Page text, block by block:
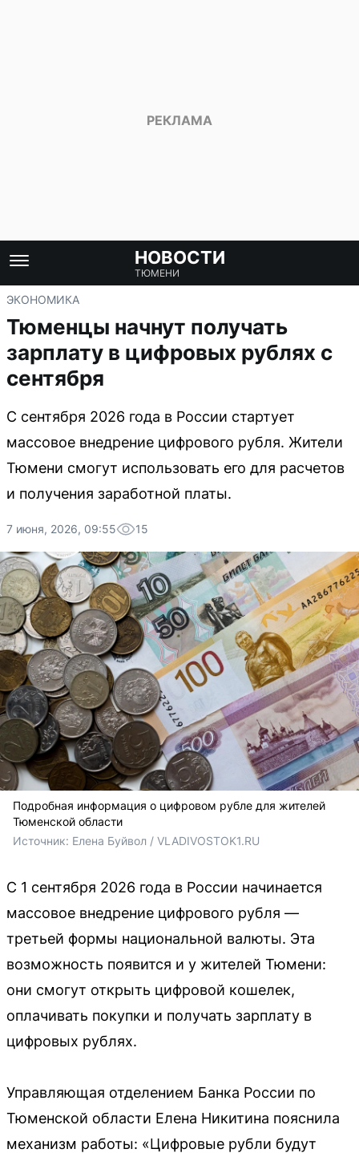
НОВОСТИ
ТЮМЕНИ
ЭКОНОМИКА
Тюменцы начнут получать
зарплату в цифровых рублях с
сентября
С сентября 2026 года в России стартует
массовое внедрение цифрового рубля. Жители
Тюмени смогут использовать его для расчетов
и получения заработной платы.
7 июня, 2026, 09:55 15
Подробная информация о цифровом рубле для жителей
Тюменской области
Источник: Елена Буйвол / VLADIVOSTOK1.RU
С 1 сентября 2026 года в России начинается
массовое внедрение цифрового рубля —
третьей формы национальной валюты. Эта
возможность появится и у жителей Тюмени:
они смогут открыть цифровой кошелек,
оплачивать покупки и получать зарплату в
цифровых рублях.
Управляющая отделением Банка России по
Тюменской области Елена Никитина пояснила
механизм работы: «Цифровые рубли будут